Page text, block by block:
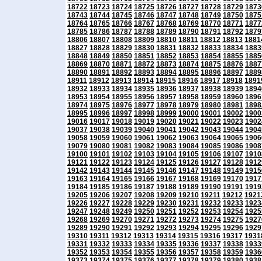
18722 18723 18724 18725 18726 18727 18728 18729
18743 18744 18745 18746 18747 18748 18749 18750
18764 18765 18766 18767 18768 18769 18770 18771
18785 18786 18787 18788 18789 18790 18791 18792
18806 18807 18808 18809 18810 18811 18812 18813
18827 18828 18829 18830 18831 18832 18833 18834
18848 18849 18850 18851 18852 18853 18854 18855
18869 18870 18871 18872 18873 18874 18875 18876
18890 18891 18892 18893 18894 18895 18896 18897
18911 18912 18913 18914 18915 18916 18917 18918
18932 18933 18934 18935 18936 18937 18938 18939
18953 18954 18955 18956 18957 18958 18959 18960
18974 18975 18976 18977 18978 18979 18980 18981
18995 18996 18997 18998 18999 19000 19001 19002
19016 19017 19018 19019 19020 19021 19022 19023
19037 19038 19039 19040 19041 19042 19043 19044
19058 19059 19060 19061 19062 19063 19064 19065
19079 19080 19081 19082 19083 19084 19085 19086
19100 19101 19102 19103 19104 19105 19106 19107
19121 19122 19123 19124 19125 19126 19127 19128
19142 19143 19144 19145 19146 19147 19148 19149
19163 19164 19165 19166 19167 19168 19169 19170
19184 19185 19186 19187 19188 19189 19190 19191
19205 19206 19207 19208 19209 19210 19211 19212
19226 19227 19228 19229 19230 19231 19232 19233
19247 19248 19249 19250 19251 19252 19253 19254
19268 19269 19270 19271 19272 19273 19274 19275
19289 19290 19291 19292 19293 19294 19295 19296
19310 19311 19312 19313 19314 19315 19316 19317
19331 19332 19333 19334 19335 19336 19337 19338
19352 19353 19354 19355 19356 19357 19358 19359